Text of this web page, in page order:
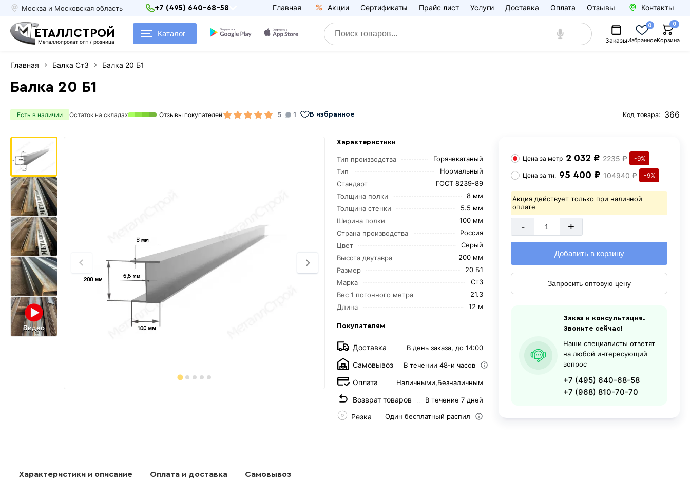
Москва и Московская область +7 (495) 640-68-58 Главная Акции Сертификаты Прайс лист Услуги Доставка Оплата Отзывы Контакты
ЕТАЛЛСТРОЙ
Металлопрокат опт / розница
Каталог
ЗаказыИзбранное
0
Корзина
0
Главная Балка Ст3 Балка 20 Б1
Балка 20 Б1
Есть в наличии Остаток на складах Отзывы покупателей 5 1 В избранное Код товара: 366
Видео
Характеристики
Тип производства
Горячекатаный
Тип
Нормальный
Стандарт
ГОСТ 8239-89
Толщина полки
8 мм
Толщина стенки
5.5 мм
Ширина полки
100 мм
Страна производства
Россия
Цвет
Серый
Высота двутавра
200 мм
Размер
20 Б1
Марка
Ст3
Вес 1 погонного метра
21.3
Длина
12 м
Покупателям
Доставка В день заказа, до 14:00
Самовывоз В течении 48-и часов
Оплата Наличными,Безналичным
Возврат товаров В течение 7 дней
Резка Один бесплатный распил
Цена за метр 2 032 ₽ 2235 ₽ -9%
Цена затн. 95 400 ₽ 104940 ₽ -9%
Акция действует только при наличной
оплате
- +
Добавить в корзину
Запросить оптовую цену
Заказ и консультация.
Звоните сейчас!
Наши специалисты ответят
на любой интересующий
вопрос
+7 (495) 640-68-58
+7 (968) 810-70-70
Характеристики и описание Оплата и доставка Самовывоз